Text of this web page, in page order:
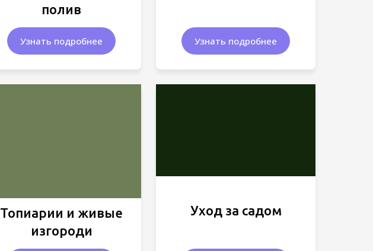
полив
Узнать подробнее Узнать подробнее
Топиарии и живые
изгороди
Уход за садом